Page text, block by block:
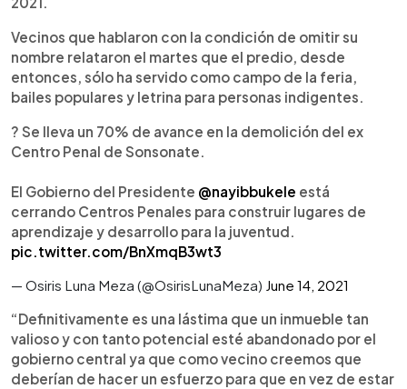
Vecinos que hablaron con la condición de omitir su
nombre relataron el martes que el predio, desde
entonces, sólo ha servido como campo de la feria,
bailes populares y letrina para personas indigentes.
? Se lleva un 70% de avance en la demolición del ex
Centro Penal de Sonsonate.
El Gobierno del Presidente @nayibbukele está
cerrando Centros Penales para construir lugares de
aprendizaje y desarrollo para la juventud.
pic.twitter.com/BnXmqB3wt3
— Osiris Luna Meza (@OsirisLunaMeza) June 14, 2021
“Definitivamente es una lástima que un inmueble tan
valioso y con tanto potencial esté abandonado por el
gobierno central ya que como vecino creemos que
deberían de hacer un esfuerzo para que en vez de estar